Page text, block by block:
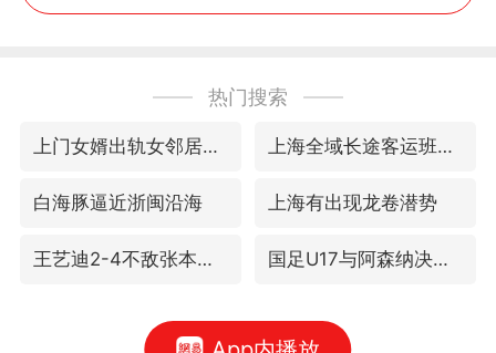
热门搜索
上门女婿出轨女邻居多年被判重婚罪 上海全域长途客运班次全部停运
白海豚逼近浙闽沿海 上海有出现龙卷潜势
王艺迪2-4不敌张本美和止步4强 国足U17与阿森纳决赛取消 并列冠军